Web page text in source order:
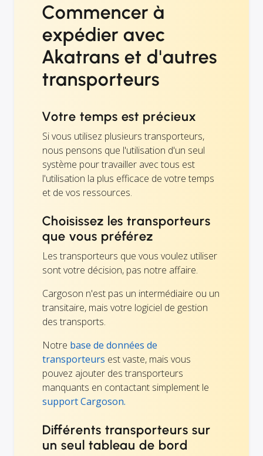
Commencer à
expédier avec
Akatrans et d'autres
transporteurs
Votre temps est précieux
Si vous utilisez plusieurs transporteurs,
nous pensons que l'utilisation d'un seul
système pour travailler avec tous est
l'utilisation la plus efficace de votre temps
et de vos ressources.
Choisissez les transporteurs
que vous préférez
Les transporteurs que vous voulez utiliser
sont votre décision, pas notre affaire.
Cargoson n'est pas un intermédiaire ou un
transitaire, mais votre logiciel de gestion
des transports.
Notre base de données de
transporteurs est vaste, mais vous
pouvez ajouter des transporteurs
manquants en contactant simplement le
support Cargoson.
Différents transporteurs sur
un seul tableau de bord